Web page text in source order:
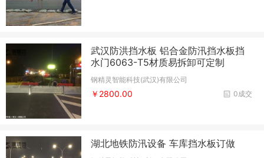
武汉防洪挡水板 铝合金防汛挡水板挡
水门6063-T5材质易拆卸可定制
钢精灵智能科技(武汉)有限公司
0成交
￥2800.00
湖北地铁防汛设备 车库挡水板订做